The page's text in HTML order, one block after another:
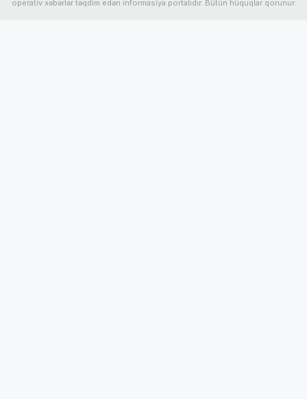
operativ xəbərlər təqdim edən informasiya portalıdır. Bütün hüquqlar qorunur.